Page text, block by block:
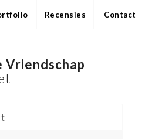
Recensies Contact
Vriendschap